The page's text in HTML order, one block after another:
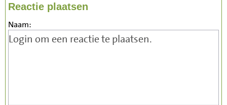
Reactie plaatsen
Naam: